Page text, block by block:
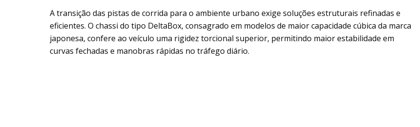
A transição das pistas de corrida para o ambiente urbano exige soluções estruturais refinadas e
eficientes. O chassi do tipo DeltaBox, consagrado em modelos de maior capacidade cúbica da marca
japonesa, confere ao veículo uma rigidez torcional superior, permitindo maior estabilidade em
curvas fechadas e manobras rápidas no tráfego diário.